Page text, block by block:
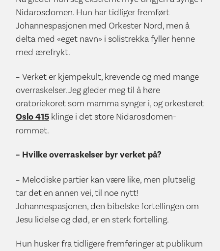
Nidarosdomen. Hun har tidliger fremført
Johannespasjonen med Orkester Nord, men å
delta med «eget navn» i solistrekka fyller henne
med ærefrykt.
– Verket er kjempekult, krevende og med mange
overraskelser. Jeg gleder meg til å høre
oratoriekoret som mamma synger i, og orkesteret
Oslo 415 klinge i det store Nidarosdomen-
rommet.
– Hvilke overraskelser byr verket på?
– Melodiske partier kan være like, men plutselig
tar det en annen vei, til noe nytt!
Johannespasjonen, den bibelske fortellingen om
Jesu lidelse og død, er en sterk fortelling.
Hun husker fra tidligere fremføringer at publikum